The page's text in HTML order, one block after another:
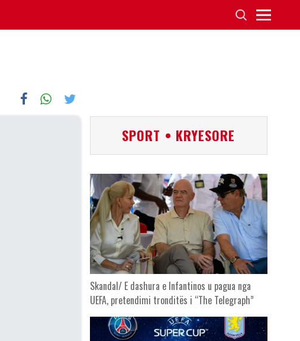
SPORT • KRYESORE
Skandal/ E dashura e Infantinos u pagua nga
UEFA, pretendimi tronditës i “The Telegraph”